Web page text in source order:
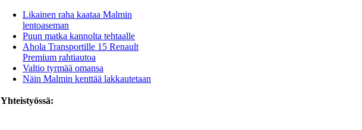
Likainen raha kaataa Malmin
lentoaseman
Puun matka kannolta tehtaalle
Ahola Transportille 15 Renault
Premium rahtiautoa
Valtio tyrmää omansa
Näin Malmin kenttää lakkautetaan
Yhteistyössä: